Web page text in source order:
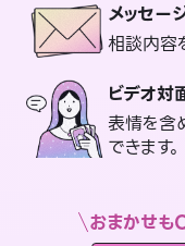
メッセー
相談内容
ビデオ対
表情を含
できます。
おまかせも